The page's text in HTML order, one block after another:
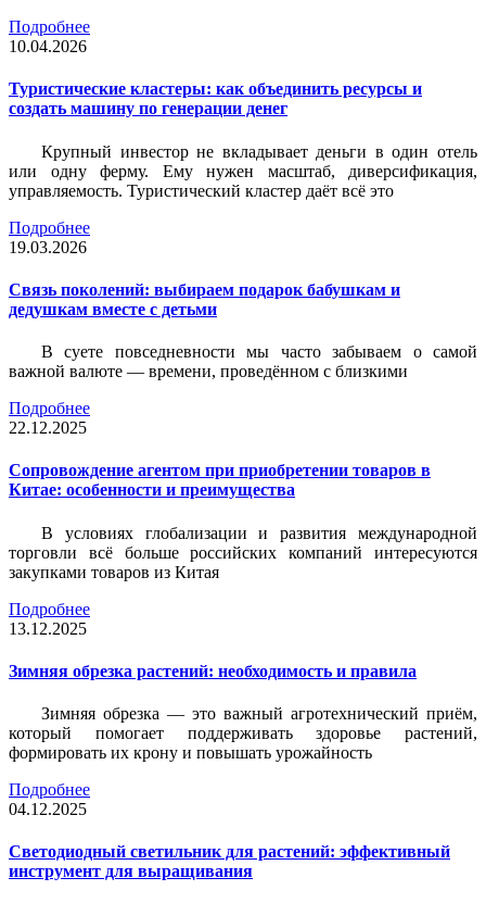
Подробнее
10.04.2026
Туристические кластеры: как объединить ресурсы и
создать машину по генерации денег
Крупный инвестор не вкладывает деньги в один отель
или одну ферму. Ему нужен масштаб, диверсификация,
управляемость. Туристический кластер даёт всё это
Подробнее
19.03.2026
Связь поколений: выбираем подарок бабушкам и
дедушкам вместе с детьми
В суете повседневности мы часто забываем о самой
важной валюте — времени, проведённом с близкими
Подробнее
22.12.2025
Сопровождение агентом при приобретении товаров в
Китае: особенности и преимущества
В условиях глобализации и развития международной
торговли всё больше российских компаний интересуются
закупками товаров из Китая
Подробнее
13.12.2025
Зимняя обрезка растений: необходимость и правила
Зимняя обрезка — это важный агротехнический приём,
который помогает поддерживать здоровье растений,
формировать их крону и повышать урожайность
Подробнее
04.12.2025
Светодиодный светильник для растений: эффективный
инструмент для выращивания